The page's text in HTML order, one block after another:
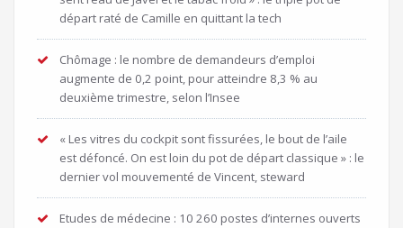
départ raté de Camille en quittant la tech
Chômage : le nombre de demandeurs d’emploi
augmente de 0,2 point, pour atteindre 8,3 % au
deuxième trimestre, selon l’Insee
« Les vitres du cockpit sont fissurées, le bout de l’aile
est défoncé. On est loin du pot de départ classique » : le
dernier vol mouvementé de Vincent, steward
Etudes de médecine : 10 260 postes d’internes ouverts